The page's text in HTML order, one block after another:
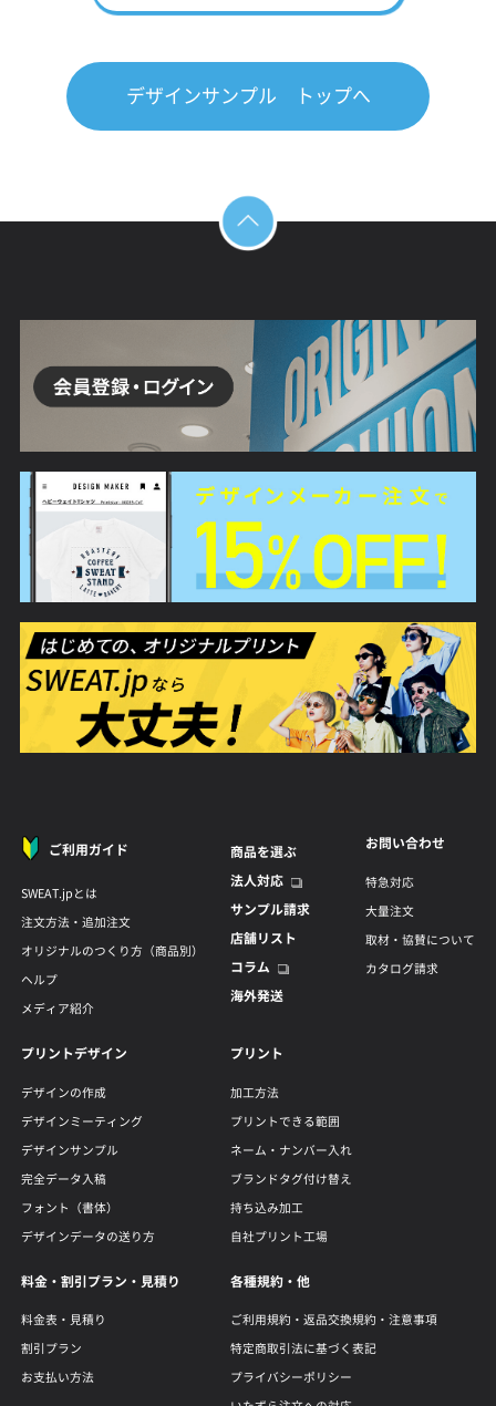
デザインサンプル トップへ
ご利用ガイド
SWEAT.jpとは
注文方法・追加注文
オリジナルのつくり方（商品別）
ヘルプ
メディア紹介
商品を選ぶ
法人対応
サンプル請求
店舗リスト
コラム
海外発送
お問い合わせ
特急対応
大量注文
取材・協賛について
カタログ請求
プリントデザイン
デザインの作成
デザインミーティング
デザインサンプル
完全データ入稿
フォント（書体）
デザインデータの送り方
プリント
加工方法
プリントできる範囲
ネーム・ナンバー入れ
ブランドタグ付け替え
持ち込み加工
自社プリント工場
料金・割引プラン・見積り
料金表・見積り
割引プラン
お支払い方法
各種規約・他
ご利用規約・返品交換規約・注意事項
特定商取引法に基づく表記
プライバシーポリシー